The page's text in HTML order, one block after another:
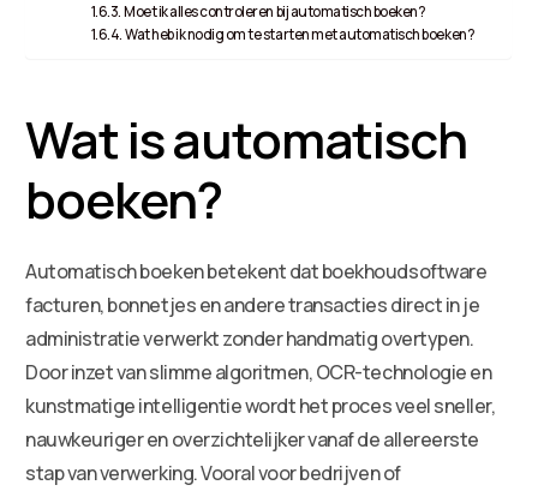
Moet ik alles controleren bij automatisch boeken?
Wat heb ik nodig om te starten met automatisch boeken?
Wat is automatisch
boeken?
Automatisch boeken betekent dat boekhoudsoftware
facturen, bonnetjes en andere transacties direct in je
administratie verwerkt zonder handmatig overtypen.
Door inzet van slimme algoritmen, OCR-technologie en
kunstmatige intelligentie wordt het proces veel sneller,
nauwkeuriger en overzichtelijker vanaf de allereerste
stap van verwerking. Vooral voor bedrijven of